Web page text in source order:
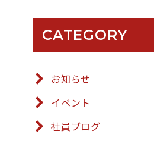
CATEGORY
お知らせ
イベント
社員ブログ